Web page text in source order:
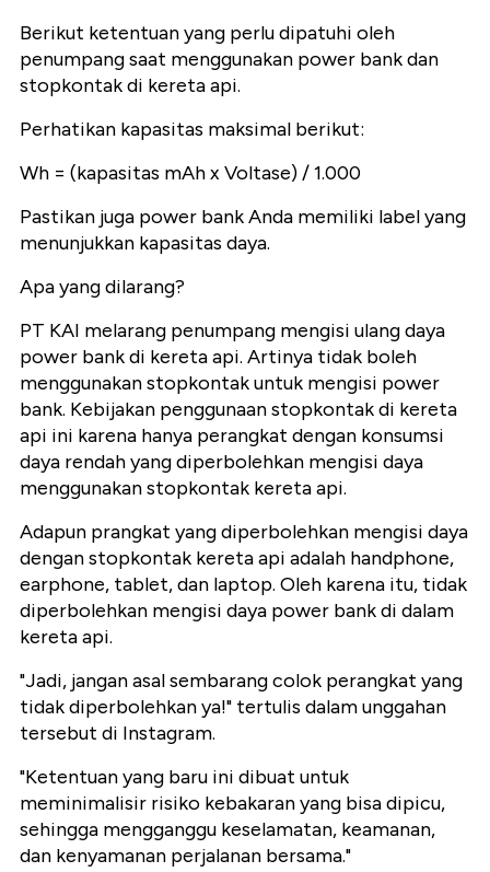
Berikut ketentuan yang perlu dipatuhi oleh
penumpang saat menggunakan power bank dan
stopkontak di kereta api.
Perhatikan kapasitas maksimal berikut:
Wh = (kapasitas mAh x Voltase) / 1.000
Pastikan juga power bank Anda memiliki label yang
menunjukkan kapasitas daya.
Apa yang dilarang?
PT KAI melarang penumpang mengisi ulang daya
power bank di kereta api. Artinya tidak boleh
menggunakan stopkontak untuk mengisi power
bank. Kebijakan penggunaan stopkontak di kereta
api ini karena hanya perangkat dengan konsumsi
daya rendah yang diperbolehkan mengisi daya
menggunakan stopkontak kereta api.
Adapun prangkat yang diperbolehkan mengisi daya
dengan stopkontak kereta api adalah handphone,
earphone, tablet, dan laptop. Oleh karena itu, tidak
diperbolehkan mengisi daya power bank di dalam
kereta api.
"Jadi, jangan asal sembarang colok perangkat yang
tidak diperbolehkan ya!" tertulis dalam unggahan
tersebut di Instagram.
"Ketentuan yang baru ini dibuat untuk
meminimalisir risiko kebakaran yang bisa dipicu,
sehingga mengganggu keselamatan, keamanan,
dan kenyamanan perjalanan bersama."